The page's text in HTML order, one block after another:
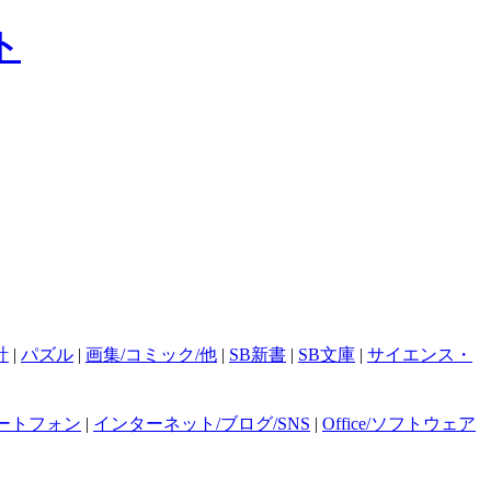
| パズル | 画集/コミック/他 | SB新書 | SB文庫 | サイエンス・
トフォン | インターネット/ブログ/SNS | Office/ソフトウェア